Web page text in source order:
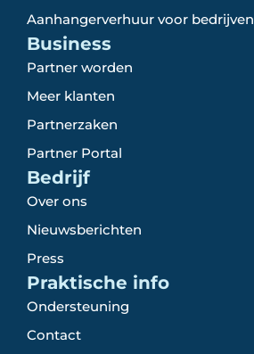
Aanhangerverhuur voor bedrijven
Business
Partner worden
Meer klanten
Partnerzaken
Partner Portal
Bedrijf
Over ons
Nieuwsberichten
Press
Praktische info
Ondersteuning
Contact